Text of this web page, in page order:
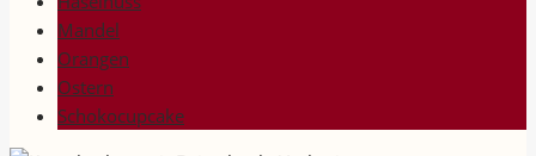
Mandel
Orangen
Ostern
Schokocupcake